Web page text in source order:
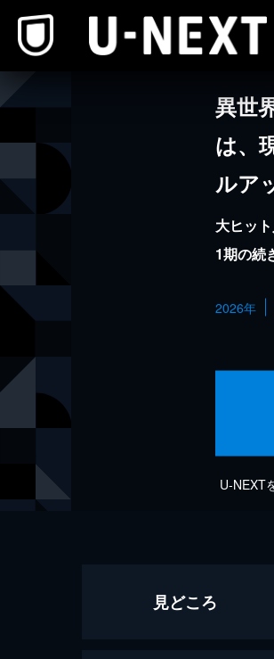
異世
は、
ルア
大ヒッ
1期の続
2026年
U-NEXT
見どころ